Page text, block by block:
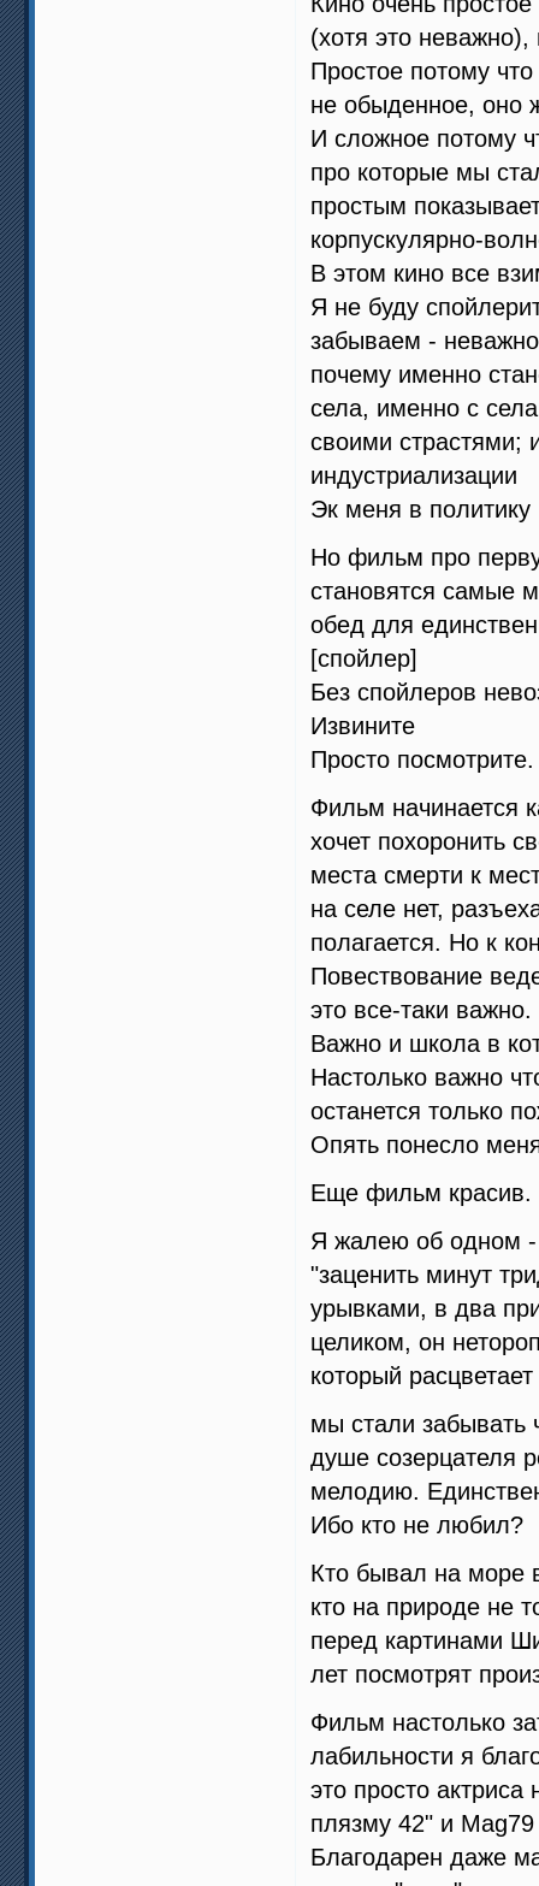
(хотя это
Простое потому
не обыденное, оно
И сложное потому
про которые мы
простым
корпускулярно-
В этом кино все
Я не буду
забываем -
почему именно
села, именно с
своими страстями;
индустриализации
Эк меня в
Но фильм про
становятся самые
обед для
[спойлер]
Без спойлеров
Извините
Просто посмотрите.
Фильм начинается
хочет похоронить
места смерти к
на селе нет,
полагается. Но к
Повествование
это все-таки важно.
Важно и школа в
Настолько важно
останется только
Опять понесло
Еще фильм красив.
Я жалею об одном -
"заценить минут
урывками, в два
целиком, он
который
мы стали забывать
душе созерцателя
мелодию.
Ибо кто не любил?
Кто бывал на море
кто на природе не
перед картинами
лет посмотрят
Фильм настолько
лабильности я
это просто
плязму 42" и
Благодарен даже